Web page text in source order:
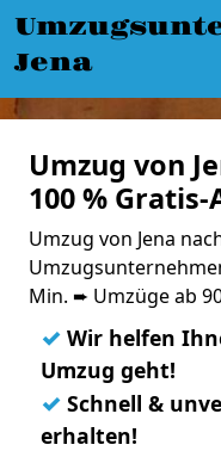
Jena
Umzug von
100 %
Umzug von Jena
Min. ➨ Umzüge ab
✓ Wir helfen
Umzug geht!
✓ Schnell &
erhalten!